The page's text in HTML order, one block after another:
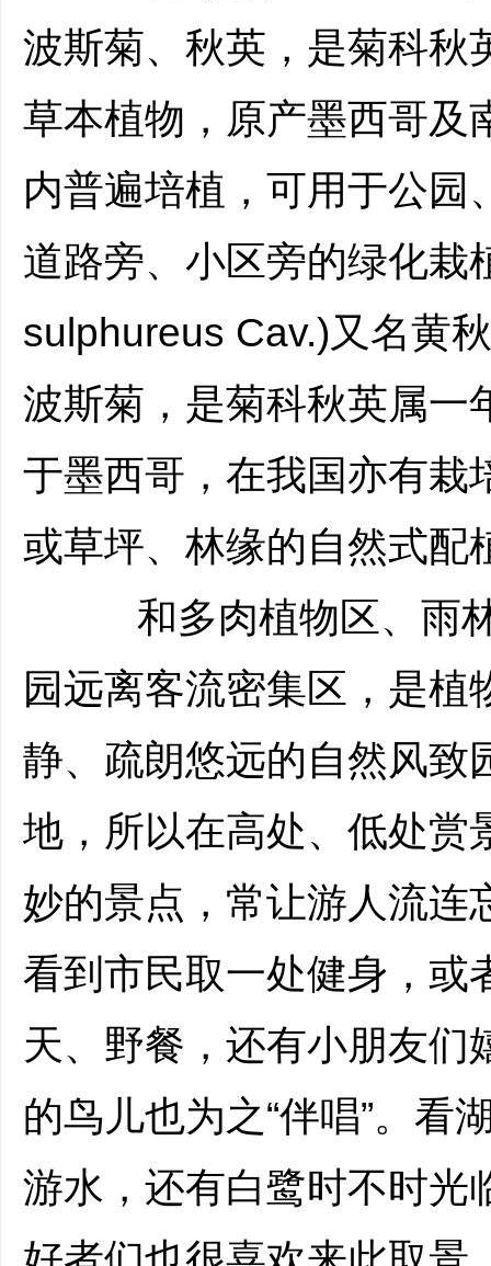
波斯菊、秋英，是菊科秋
草本植物，原产墨西哥及
内普遍培植，可用于公园
道路旁、小区旁的绿化栽
sulphureus Cav.)又名黄
波斯菊，是菊科秋英属一
于墨西哥，在我国亦有栽
或草坪、林缘的自然式配
和多肉植物区、雨
园远离客流密集区，是植
静、疏朗悠远的自然风致
地，所以在高处、低处赏
妙的景点，常让游人流连
看到市民取一处健身，或
天、野餐，还有小朋友们
的鸟儿也为之“伴唱”。看
游水，还有白鹭时不时光